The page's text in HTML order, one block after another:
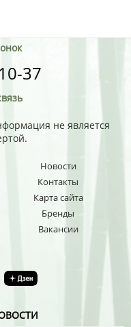
37
не является
Новости
Контакты
Карта сайта
Бренды
Вакансии